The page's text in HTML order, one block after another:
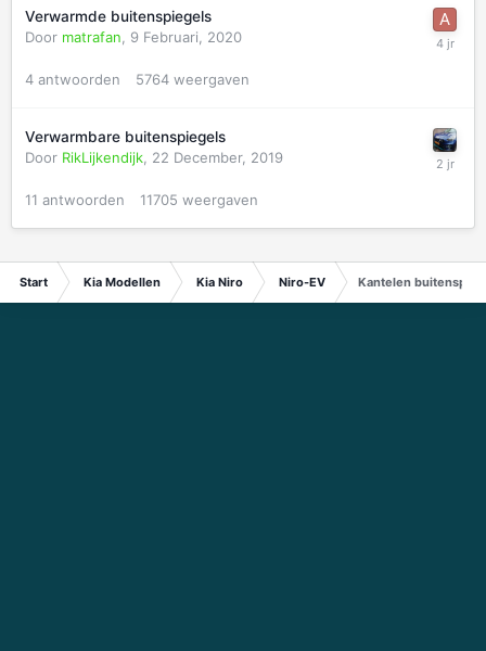
Verwarmde buitenspiegels
Door matrafan, 9 Februari, 2020
4 antwoorden 5764 weergaven
Verwarmbare buitenspiegels
Door RikLijkendijk, 22 December, 2019
11 antwoorden 11705 weergaven
Start Kia Modellen Kia Niro Niro-EV Kantelen